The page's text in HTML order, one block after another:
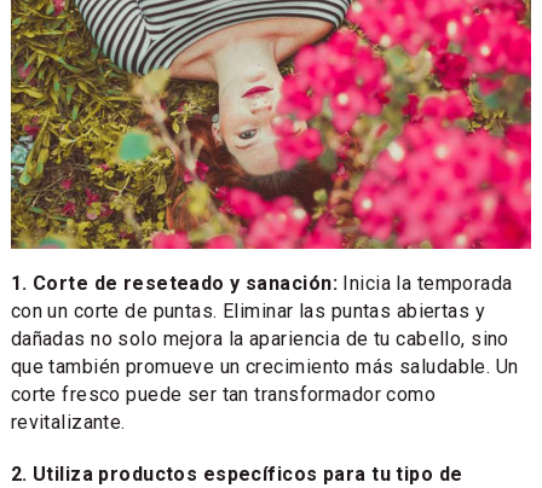
1. Corte de reseteado y sanación:Inicia la temporada
con un corte de puntas. Eliminar las puntas abiertas y
dañadas no solo mejora la apariencia de tu cabello, sino
que también promueve un crecimiento más saludable. Un
corte fresco puede ser tan transformador como
revitalizante.
2. Utiliza productos específicos para tu tipo de